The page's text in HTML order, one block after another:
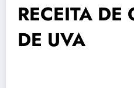
RECEITA
DE UVA